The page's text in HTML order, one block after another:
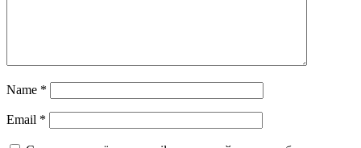
Name *
Email *